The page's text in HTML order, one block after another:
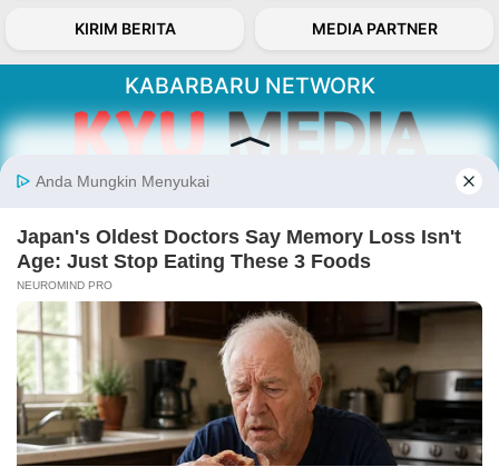
KIRIM BERITA MEDIA PARTNER
KABARBARU NETWORK
Kabarbaru.co menyajikan berita aktual dan
inspiratif dari sudut pandang berbaik sangka
Follow Kabarbaru